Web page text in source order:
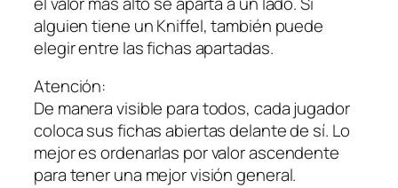
alguien tiene un Kniffel, también puede
elegir entre las fichas apartadas.
Atención:
De manera visible para todos, cada jugador
coloca sus fichas abiertas delante de sí. Lo
mejor es ordenarlas por valor ascendente
para tener una mejor visión general.